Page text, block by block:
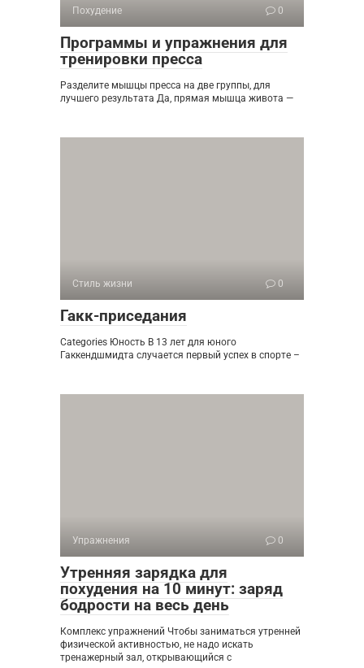
Похудение 0
Программы и упражнения для
тренировки пресса
Разделите мышцы пресса на две группы, для
лучшего результата Да, прямая мышца живота —
Стиль жизни 0
Гакк-приседания
Categories Юность В 13 лет для юного
Гаккендшмидта случается первый успех в спорте –
Упражнения 0
Утренняя зарядка для
похудения на 10 минут: заряд
бодрости на весь день
Комплекс упражнений Чтобы заниматься утренней
физической активностью, не надо искать
тренажерный зал, открывающийся с